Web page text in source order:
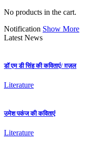
No products in the cart.
Notification Show More
Latest News
डॉ एम डी सिंह की कविताएं/ ग़ज़ल
Literature
उमेश पकंज की कविताएं
Literature